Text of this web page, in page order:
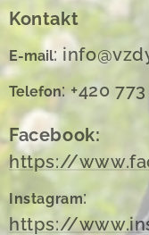
Kontakt
E-mail:
Telefon: +420
Facebook:
https://
Instagram:
https://